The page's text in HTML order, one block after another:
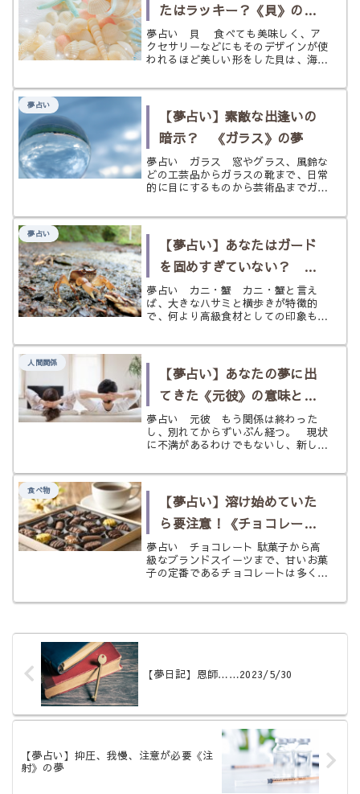
たはラッキー？《貝》の夢
の意味とは？
夢占い 貝 食べても美味しく、ア
クセサリーなどにもそのデザインが使
われるほど美しい形をした貝は、海の
感じます。 そんな貝が夢の中でと
はどんな意味が隠されているのでしょ
う...
夢占い
【夢占い】素敵な出逢いの
暗示？ 《ガラス》の夢
夢占い ガラス 窓やグラス、風鈴な
どの工芸品からガラスの靴まで、日常
的に目にするものから芸術品までガラ
き上げられたガラスを見ると何故かよ
です。 丸みを帯びたときには落ち着
き...
夢占い
【夢占い】あなたはガード
を固めすぎていない？
《カニ・蟹》の夢
夢占い カニ・蟹 カニ・蟹と言え
ば、大きなハサミと横歩きが特徴的
で、何より高級食材としての印象も強
が苦手という人もいますが、愛嬌のあ
段の生活で見ることがあるのはすでに
調理さ...
人間関係
【夢占い】あなたの夢に出
てきた《元彼》の意味と
は？
夢占い 元彼 もう関係は終わった
し、別れてからずいぶん経つ。 現状
に不満があるわけでもないし、新しい
いる。それなのに急に元彼が夢の中に
はありませんか？ 別に未練があるわ
けで...
食べ物
【夢占い】溶け始めていた
ら要注意！《チョコレー
ト》の夢
夢占い チョコレート 駄菓子から高
級なブランドスイーツまで、甘いお菓
子の定番であるチョコレートは多くの
ル。チョコレート菓子をコンビニやス
大人...
【夢日記】恩師……2023/5/30
【夢占い】抑圧、我慢、注意が必要《注
射》の夢